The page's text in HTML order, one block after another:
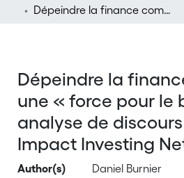
Dépeindre la finance comme une « force pour le bien » : analyse de discours du Global Impact Investing Network (GIIN)
Dépeindre la
une « force pour le
analyse de
Impact Investing
Author(s)
Daniel Burnier